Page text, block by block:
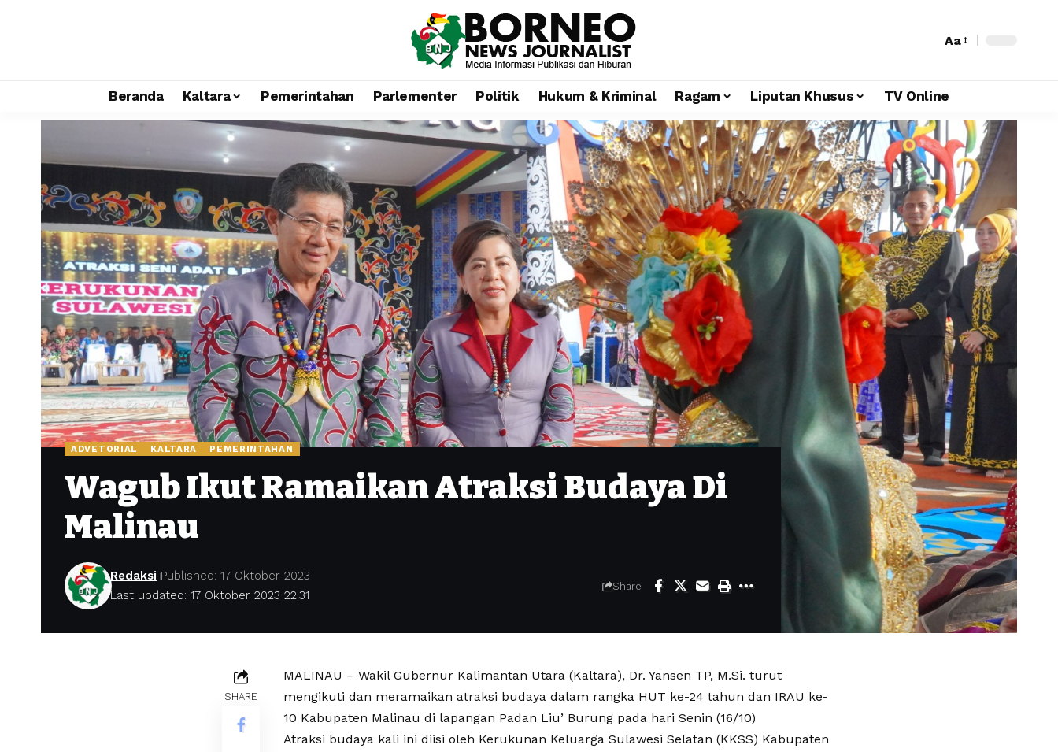
Aa
Beranda Kaltara Pemerintahan Parlementer Politik Hukum & Kriminal Ragam Liputan Khusus TV Online
ADVETORIAL KALTARA PEMERINTAHAN
Wagub Ikut Ramaikan Atraksi Budaya Di
Malinau
Last updated: 17 Oktober 2023 22:31
Redaksi Published: 17 Oktober 2023
Share
SHARE
MALINAU – Wakil Gubernur Kalimantan Utara (Kaltara), Dr. Yansen TP, M.Si. turut
mengikuti dan meramaikan atraksi budaya dalam rangka HUT ke-24 tahun dan IRAU ke-
10 Kabupaten Malinau di lapangan Padan Liu’ Burung pada hari Senin (16/10)
Atraksi budaya kali ini diisi oleh Kerukunan Keluarga Sulawesi Selatan (KKSS) Kabupaten